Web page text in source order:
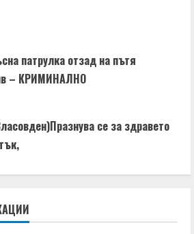
патрулка отзад на пътя
– КРИМИНАЛНО
се за здравето